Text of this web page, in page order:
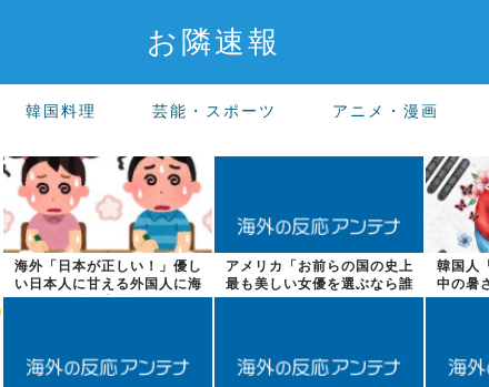
お隣速報
韓国料理 芸能・スポーツ アニメ・漫画
海外「日本が正しい！」優し
い日本人に甘える外国人に海
外が大騒ぎ
アメリカ「お前らの国の史上
最も美しい女優を選ぶなら誰
になる？」
韓国人
中の暑